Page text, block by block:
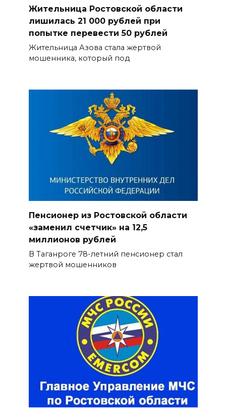
Жительница Ростовской области
лишилась 21 000 рублей при
попытке перевести 50 рублей
Жительница Азова стала жертвой
мошенника, который под
Пенсионер из Ростовской области
«заменил счетчик» на 12,5
миллионов рублей
В Таганроге 78-летний пенсионер стал
жертвой мошенников